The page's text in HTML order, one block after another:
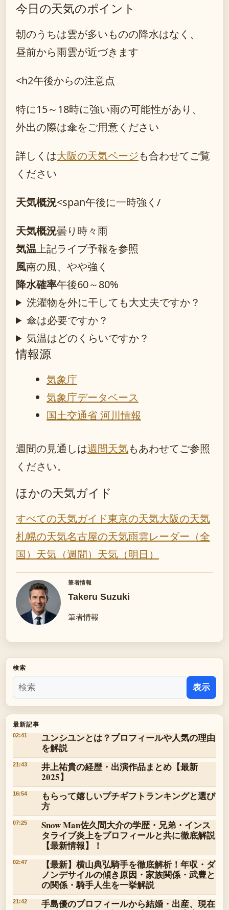
今日の天気のポイント
朝のうちは雲が多いものの降水はなく、
昼前から雨雲が近づきます
<h2午後からの注意点
特に15～18時に強い雨の可能性があり、
外出の際は傘をご用意ください
詳しくは大阪の天気ページも合わせてご覧
ください
天気概況<span午後に一時強く/
天気概況曇り時々雨
気温上記ライブ予報を参照
風南の風、やや強く
降水確率午後60～80%
洗濯物を外に干しても大丈夫ですか？
傘は必要ですか？
気温はどのくらいですか？
情報源
気象庁
気象庁データベース
国土交通省 河川情報
週間の見通しは週間天気もあわせてご参照
ください。
ほかの天気ガイド
すべての天気ガイド東京の天気大阪の天気
札幌の天気名古屋の天気雨雲レーダー（全
国） 天気（週間） 天気（明日）
筆者情報
Takeru Suzuki
筆者情報
検索
表示
最新記事
02:41
ユンシユンとは？プロフィールや人気の理由
を解説
21:43
井上祐貴の経歴・出演作品まとめ【最新
2025】
16:54
もらって嬉しいプチギフトランキングと選び
方
07:25
Snow Man佐久間大介の学歴・兄弟・インス
タライブ炎上をプロフィールと共に徹底解説
【最新情報】！
02:47
【最新】横山典弘騎手を徹底解析！年収・ダ
ノンデサイルの傾き原因・家族関係・武豊と
の関係・騎手人生を一挙解説
21:42
手島優のプロフィールから結婚・出産、現在